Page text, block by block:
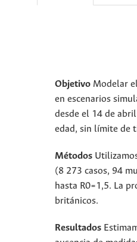
Objetivo Modelar
en escenarios
desde el 14 de
edad, sin límite de
Métodos
(8 273 casos, 94
hasta R0=1,5. La
británicos.
Resultados